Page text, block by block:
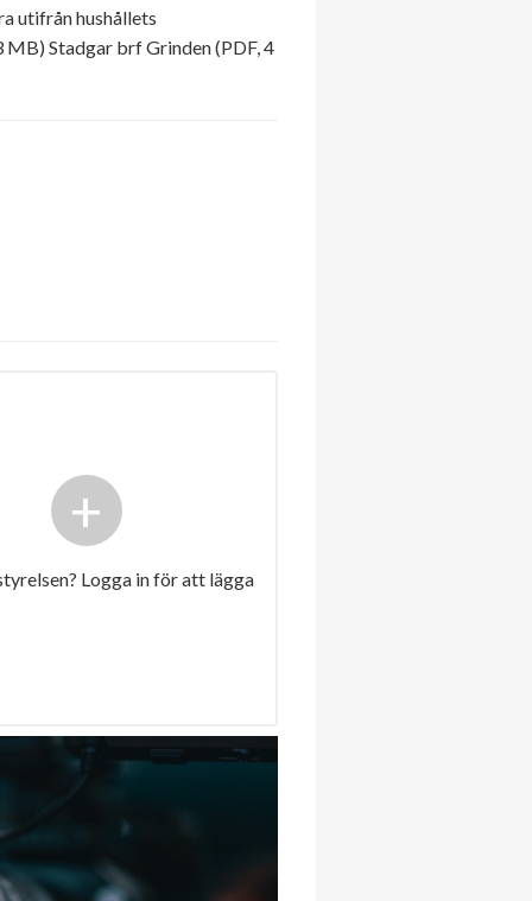
utifrån hushållets
Stadgar brf Grinden (PDF, 4
+
Logga in för att lägga